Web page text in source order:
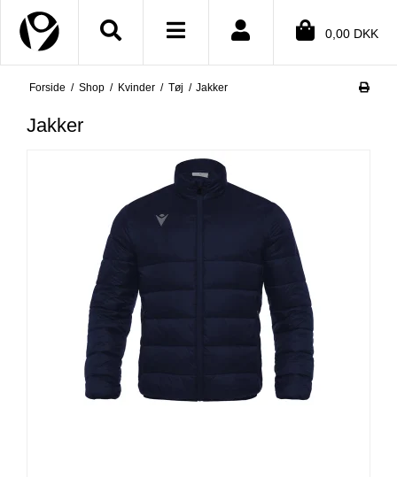
Close menu
(SHOP)
(INFORMATION)
(DIN KONTO)
0,00 DKK
Forside / Shop / Kvinder / Tøj / Jakker
Jakker